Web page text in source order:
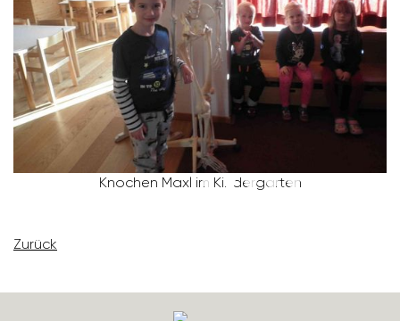
Knochen Maxl im Kinder­garten
Zurück